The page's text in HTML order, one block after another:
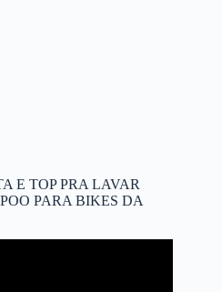
E TOP PRA LAVAR
PARA BIKES DA